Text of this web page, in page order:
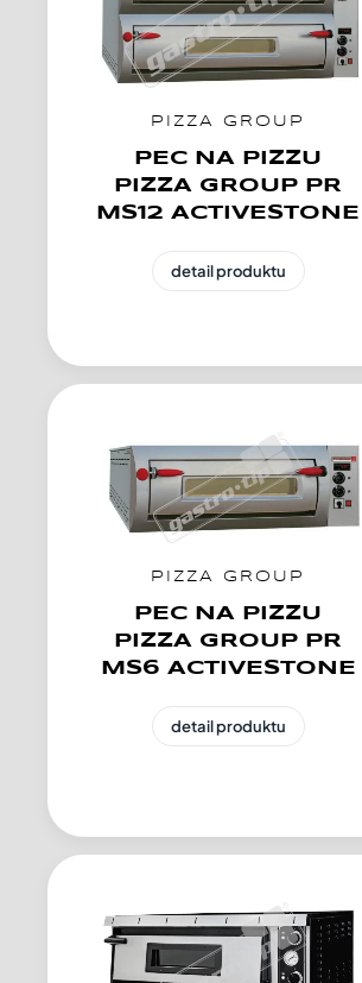
PIZZA GROUP
PEC NA PIZZU
PIZZA GROUP PR
MS12 ACTIVESTONE
detail produktu
PIZZA GROUP
PEC NA PIZZU
PIZZA GROUP PR
MS6 ACTIVESTONE
detail produktu